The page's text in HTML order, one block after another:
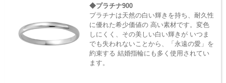
◆プラチナ900
プラチナは天然の白い輝きを持ち、耐久性
に優れた希少価値の 高い素材です。変色
しにくく、その美しい白い輝きが いつま
でも失われないことから、「永遠の愛」を
約束する 結婚指輪にも多く使用されてい
ます。